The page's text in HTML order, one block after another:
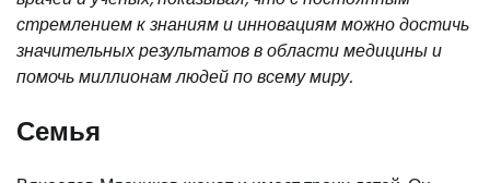
стремлением к знаниям и инновациям можно достичь
значительных результатов в области медицины и
помочь миллионам людей по всему миру.
Семья